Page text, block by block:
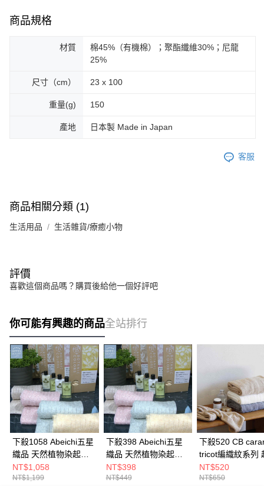
商品規格
材質
棉45%（有機棉）；聚酯纖維30%；尼龍
25%
尺寸（cm） 23 x 100
重量(g) 150
產地 日本製 Made in Japan
客服
商品相關分類 (1)
生活用品 生活雜貨/療癒小物
評價
喜歡這個商品嗎？購買後給他一個好評吧
你可能有興趣的商品全站排行
下殺1058 Abeichi五星
織品 天然植物染起泡
沐浴巾Botanic
Color(盒裝)3入/天然植
NT$1,058
NT$1,199
下殺398 Abeichi五星
織品 天然植物染起泡
沐浴巾Botanic
Color(盒裝)/擦澡巾/搓
NT$398
NT$449
下殺520 CB
tricot編織紋系列
纖維浴巾/擦臉巾/
毛巾/浴巾
NT$520
NT$650